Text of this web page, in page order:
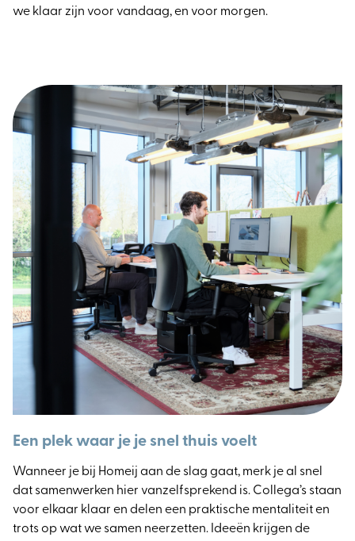
we klaar zijn voor vandaag, en voor morgen.
Een plek waar je je snel thuis voelt
Wanneer je bij Homeij aan de slag gaat, merk je al snel
dat samenwerken hier vanzelfsprekend is. Collega’s staan
voor elkaar klaar en delen een praktische mentaliteit en
trots op wat we samen neerzetten. Ideeën krijgen de